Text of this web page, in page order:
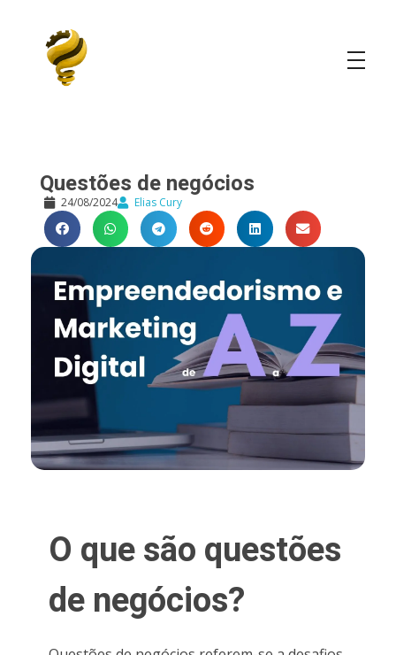
Questões de negócios
24/08/2024 Elias Cury
O que são questões
de negócios?